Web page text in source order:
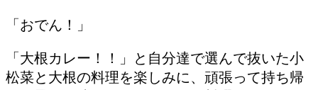
「おでん！」
「大根カレー！！」と自分達で選んで抜いた小
松菜と大根の料理を楽しみに、頑張って持ち帰